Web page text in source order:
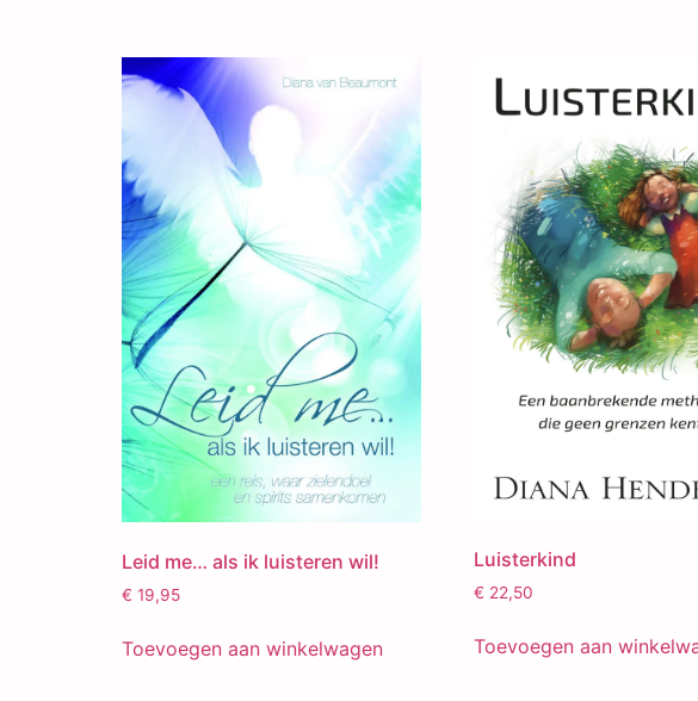
Leid me… als ik luisteren wil!
€ 19,95
Toevoegen aan winkelwagen
Luisterkind
€ 22,50
Toevoegen aan